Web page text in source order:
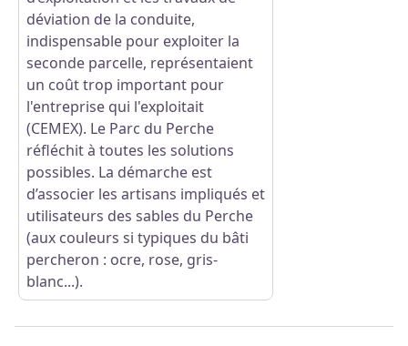
déviation de la conduite,
indispensable pour exploiter la
seconde parcelle, représentaient
un coût trop important pour
l'entreprise qui l'exploitait
(CEMEX). Le Parc du Perche
réfléchit à toutes les solutions
possibles. La démarche est
d’associer les artisans impliqués et
utilisateurs des sables du Perche
(aux couleurs si typiques du bâti
percheron : ocre, rose, gris-
blanc...).